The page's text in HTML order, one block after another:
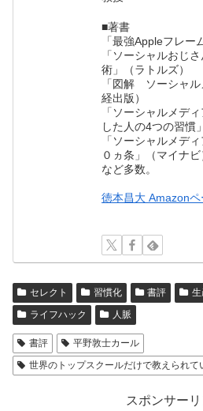
■著書
「最強Appleフレー
「ソーシャルおじ
術」（ラトルズ）
「図解 ソーシャ
経出版）
「ソーシャルメデ
した人の4つの習慣
「ソーシャルメデ
０ヵ条」（マイナビ
など多数。
徳本昌大 Amazonペ
セレクト 習慣化 書評
ライフハック
人脈
書評
平野敦士カール
世界のトップスクールだけで教えられて
スポンサーリ